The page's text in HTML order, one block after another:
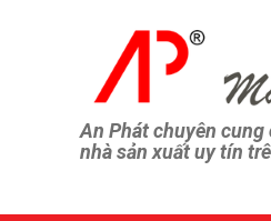
An Phát chuyên
nhà sản xuất uy tín